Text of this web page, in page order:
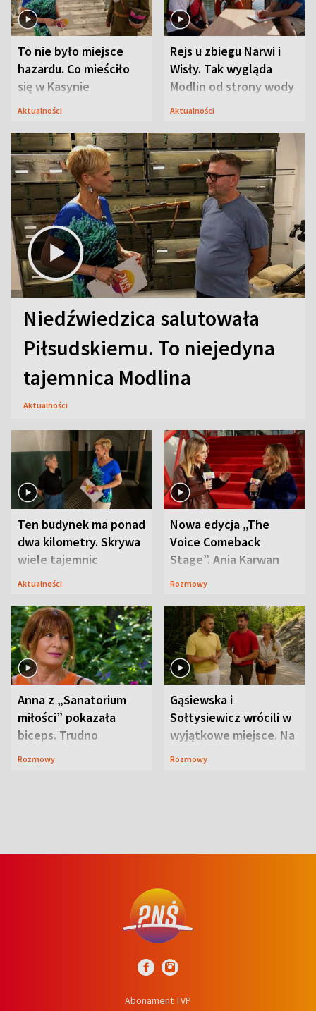
To nie było miejsce
hazardu. Co mieściło
się w Kasynie
Oficerskim?
Aktualności
Rejs u zbiegu Narwi i
Wisły. Tak wygląda
Modlin od strony wody
Aktualności
Niedźwiedzica salutowała
Piłsudskiemu. To niejedyna
tajemnica Modlina
Aktualności
Ten budynek ma ponad
dwa kilometry. Skrywa
wiele tajemnic
Aktualności
Nowa edycja „The
Voice Comeback
Stage”. Ania Karwan
zapowiada
Rozmowy
Anna z „Sanatorium
miłości” pokazała
biceps. Trudno
uwierzyć, co przeszła
Rozmowy
Gąsiewska i
Sołtysiewicz wrócili w
wyjątkowe miejsce. Na
szlaku czekał
Rozmowy
Abonament TVP